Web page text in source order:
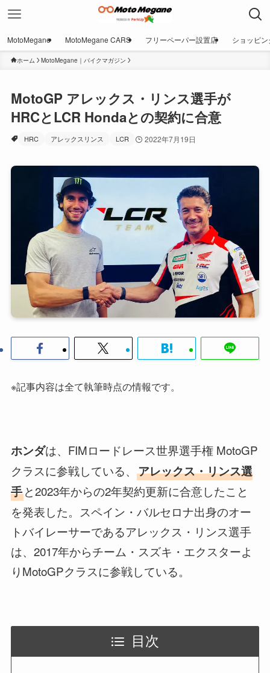
MotoMegane MotoMegane CARS フリーペーパー設置店 ショッピン
ホーム MotoMegane｜バイクマガジン
MotoGP アレックス・リンス選手が
HRCとLCR Hondaとの契約に合意
HRC アレックスリンス LCR 2022年7月19日
※記事内容は全て執筆時点の情報です。
ホンダは、FIMロードレース世界選手権 MotoGP
クラスに参戦している、 アレックス・リンス選
手と2023年からの2年契約更新に合意したこと
を発表した。スペイン・バルセロナ出身のオー
トバイレーサーであるアレックス・リンス選手
は、2017年からチーム・スズキ・エクスターよ
りMotoGPクラスに参戦している。
目次